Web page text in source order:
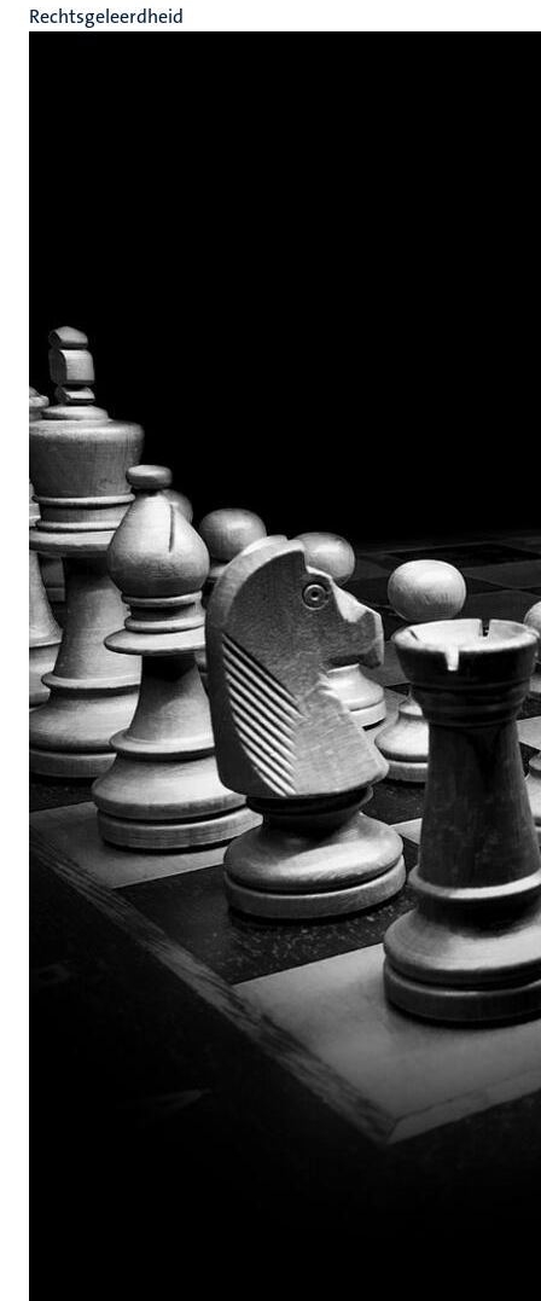
Rechtsgeleerdheid